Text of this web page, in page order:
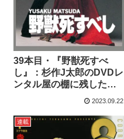
39本目・『野獣死すべ
し』：杉作J太郎のDVDレ
ンタル屋の棚に残したい
100本の映画…連載66
2023.09.22
連載